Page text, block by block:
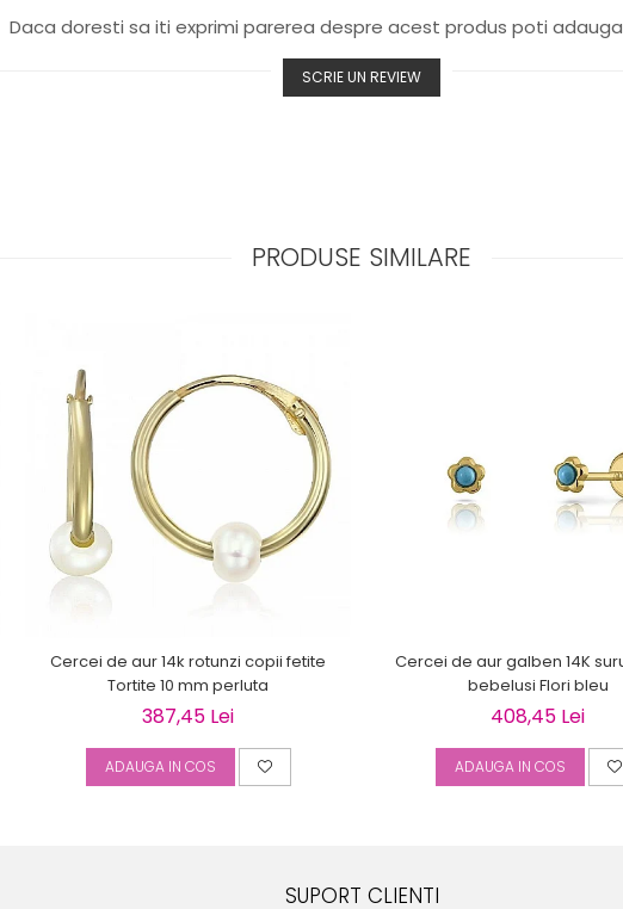
Daca doresti sa iti exprimi parerea despre acest produs poti adauga
SCRIE UN REVIEW
PRODUSE SIMILARE
Cercei de aur 14k rotunzi copii fetite
Tortite 10 mm perluta
387,45 Lei
ADAUGA IN COS
Cercei de aur galben 14K
bebelusi Flori bleu
408,45 Lei
ADAUGA IN COS
SUPORT CLIENTI